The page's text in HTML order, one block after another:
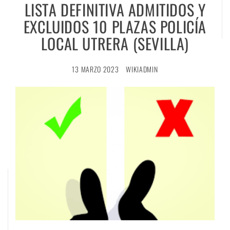
LISTA DEFINITIVA ADMITIDOS Y
EXCLUIDOS 10 PLAZAS POLICÍA
LOCAL UTRERA (SEVILLA)
13 MARZO 2023 WIKIADMIN